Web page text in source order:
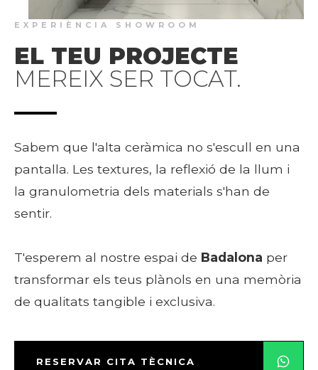
EXPERIÈNCIA SHOWROOM
EL TEU PROJECTE
MEREIX SER TOCAT.
Sabem que l'alta ceràmica no s'escull en una
pantalla. Les textures, la reflexió de la llum i
la granulometria dels materials s'han de
sentir.
T'esperem al nostre espai de Badalona per
transformar els teus plànols en una memòria
de qualitats tangible i exclusiva.
RESERVAR CITA TÈCNICA